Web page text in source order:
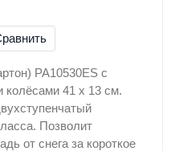
PA10530ES с
колёсами 41 x 13 см.
Позволит
от снега за короткое